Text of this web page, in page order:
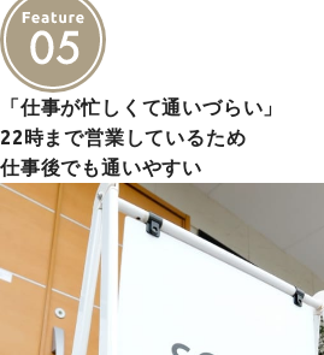
「仕事が忙しくて通いづらい」
22時まで営業しているため
仕事後でも通いやすい